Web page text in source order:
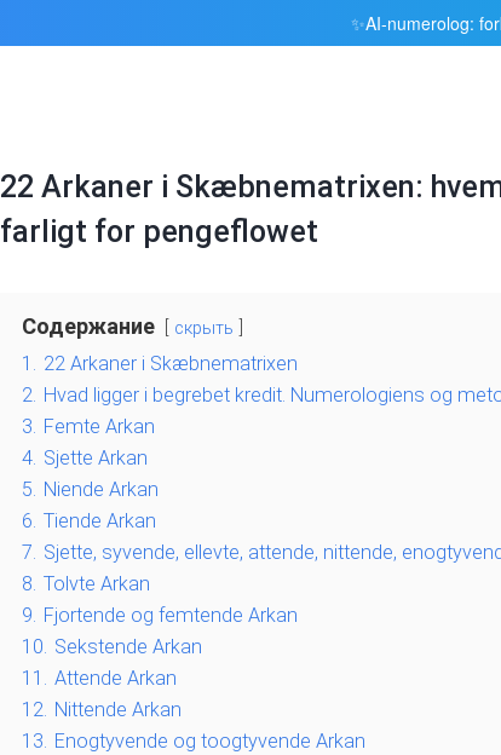
22 Arkaner i Skæbnematrixen:
farligt for pengeflowet
Содержание скрыть
1. 22 Arkaner i Skæbnematrixen
2. Hvad ligger i begrebet kredit. Numerologiens og
3. Femte Arkan
4. Sjette Arkan
5. Niende Arkan
6. Tiende Arkan
7. Sjette, syvende, ellevte, attende, nittende,
8. Tolvte Arkan
9. Fjortende og femtende Arkan
10. Sekstende Arkan
11. Attende Arkan
12. Nittende Arkan
13. Enogtyvende og toogtyvende Arkan
✨AI-numerolog: